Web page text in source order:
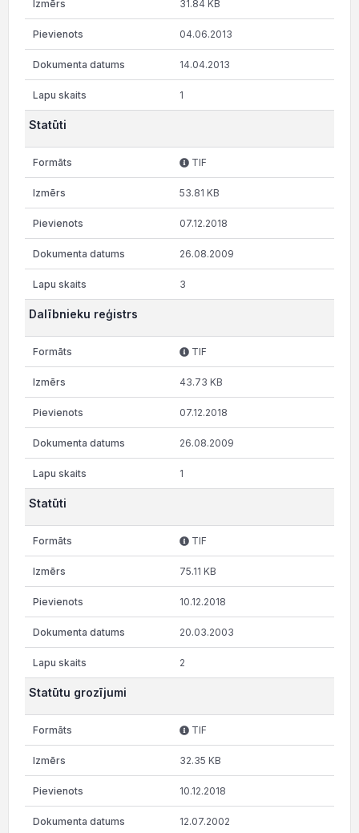
31.84 KB
04.06.2013
14.04.2013
1
Statūti
TIF
53.81 KB
07.12.2018
26.08.2009
3
Dalībnieku reģistrs
TIF
43.73 KB
07.12.2018
26.08.2009
1
Statūti
TIF
75.11 KB
10.12.2018
20.03.2003
2
Statūtu grozījumi
TIF
32.35 KB
10.12.2018
12.07.2002